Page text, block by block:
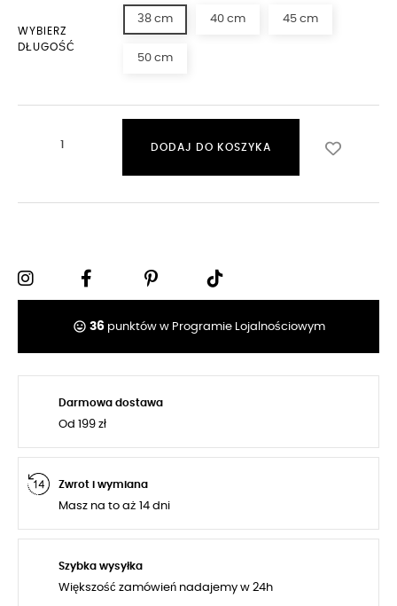
WYBIERZ
DŁUGOŚĆ
38 cm 40 cm 45 cm
50 cm
DODAJ DO KOSZYKA
tag_faces 36punktów w Programie Lojalnościowym
Darmowa dostawa
Od 199 zł
Zwrot i wymiana
Masz na to aż 14 dni
Szybka wysyłka
Większość zamówień nadajemy w 24h